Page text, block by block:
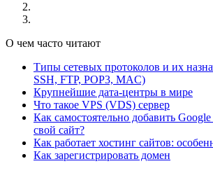
О чем часто читают
Типы сетевых протоколов и их
SSH, FTP, POP3, MAC)
Крупнейшие дата-центры в мире
Что такое VPS (VDS) сервер
Как самостоятельно добавить
свой сайт?
Как работает хостинг сайтов:
Как зарегистрировать домен